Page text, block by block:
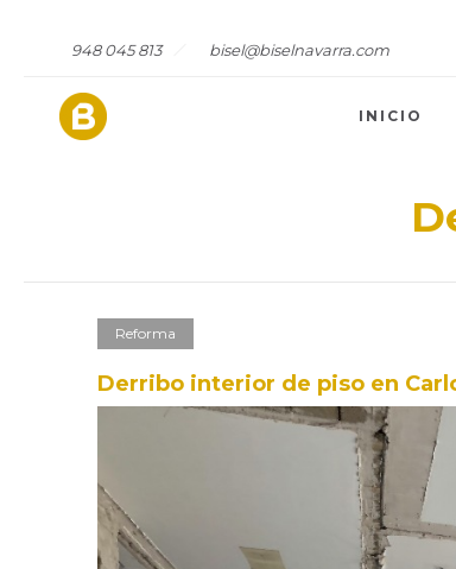
948 045 813 bisel@biselnavarra.com
INICIO
Reforma
Derribo interior de piso en